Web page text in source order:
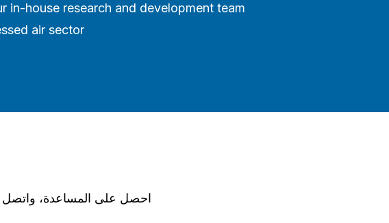
house research and development team
air sector.
احصل على المساعدة، واتصل